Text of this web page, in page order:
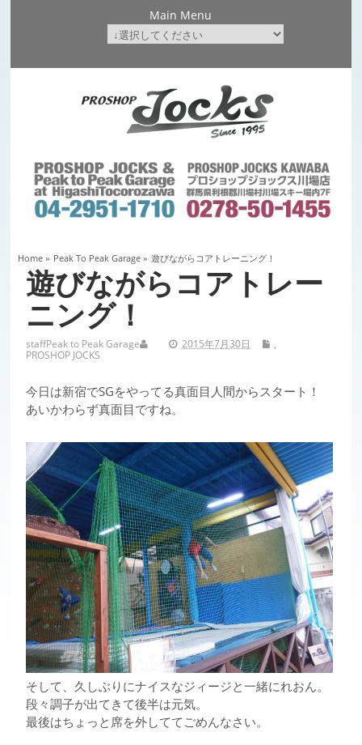
Main Menu
Home» Peak To Peak Garage » 遊びながらコアトレーニング！
遊びながらコアトレー
ニング！
staff 2015年7月30日
Peak to Peak Garage
,
PROSHOP JOCKS
今日は新宿でSGをやってる真面目人間からスタート！
あいかわらず真面目ですね。
そして、久しぶりにナイスなジィージと一緒にれおん。
段々調子が出てきて後半は元気。
最後はちょっと席を外しててごめんなさい。